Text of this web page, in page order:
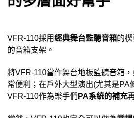
VFR-110採用經典舞台監聽音箱的
的音箱支架。
將VFR-110當作舞台地板監聽音箱
常便利；在戶外大型演出(尤其是PA
VFR-110作為樂手們 PA系統的補充